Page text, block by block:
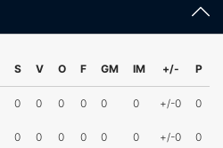
S V O F GM IM +/- P
0 0 0 0 0 0 +/-0 0
0 0 0 0 0 0 +/-0 0